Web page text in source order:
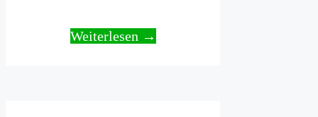
Weiterlesen →